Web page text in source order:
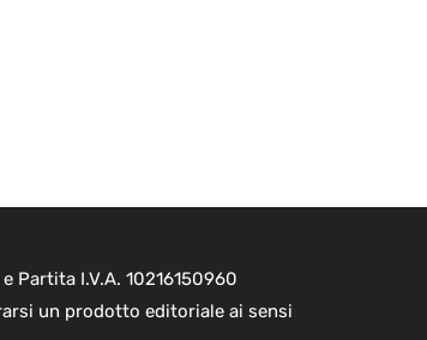
Partita I.V.A. 10216150960
un prodotto editoriale ai sensi